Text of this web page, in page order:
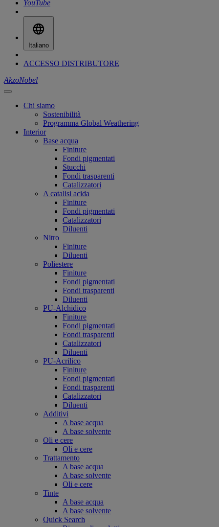
YouTube
Italiano
ACCESSO DISTRIBUTORE
AkzoNobel
Chi siamo
Sostenibilità
Programma Global Weathering
Interior
Base acqua
Finiture
Fondi pigmentati
Stucchi
Fondi trasparenti
Catalizzatori
A catalisi acida
Finiture
Fondi pigmentati
Catalizzatori
Diluenti
Nitro
Finiture
Diluenti
Poliestere
Finiture
Fondi pigmentati
Fondi trasparenti
Diluenti
PU-Alchidico
Finiture
Fondi pigmentati
Fondi trasparenti
Catalizzatori
Diluenti
PU-Acrilico
Finiture
Fondi pigmentati
Fondi trasparenti
Catalizzatori
Diluenti
Additivi
A base acqua
A base solvente
Oli e cere
Oli e cere
Trattamento
A base acqua
A base solvente
Oli e cere
Tinte
A base acqua
A base solvente
Quick Search